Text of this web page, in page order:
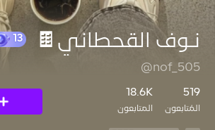
نـوف القحطاني🍫
@nof_505
519
المُتابعون
18.6K
المتابعون